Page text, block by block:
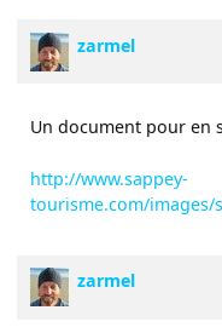
zarmel
Un document pour en
http://www.sappey-
tourisme.com/
zarmel